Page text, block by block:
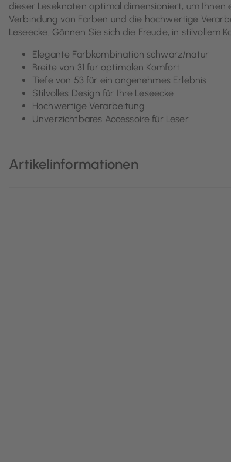
dieser Leseknoten optimal dimensioniert, um Ihnen
Verbindung von Farben und die hochwertige
Leseecke. Gönnen Sie sich die Freude, in stilvollem
Elegante Farbkombination schwarz/natur
Breite von 31 für optimalen Komfort
Tiefe von 53 für ein angenehmes Erlebnis
Stilvolles Design für Ihre Leseecke
Hochwertige Verarbeitung
Unverzichtbares Accessoire für Leser
Artikelinformationen